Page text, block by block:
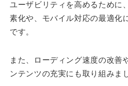
ユーザビリティを高めるために
素化や、モバイル対応の最適化
です。
また、ローディング速度の改善
ンテンツの充実にも取り組みま